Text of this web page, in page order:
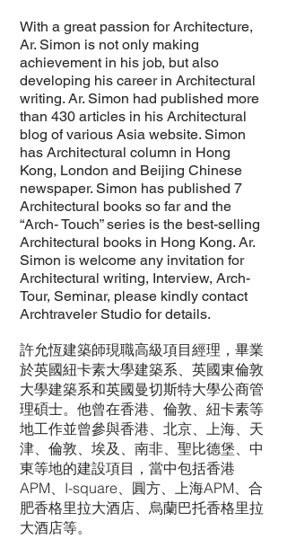
With a great passion for Architecture,
Ar. Simon is not only making
achievement in his job, but also
developing his career in Architectural
writing. Ar. Simon had published more
than 430 articles in his Architectural
blog of various Asia website. Simon
has Architectural column in Hong
Kong, London and Beijing Chinese
newspaper. Simon has published 7
Architectural books so far and the
“Arch- Touch” series is the best-selling
Architectural books in Hong Kong. Ar.
Simon is welcome any invitation for
Architectural writing, Interview, Arch-
Tour, Seminar, please kindly contact
Archtraveler Studio for details.
許允恆建築師現職高級項目經理，畢業
於英國紐卡素大學建築系、英國東倫敦
大學建築系和英國曼切斯特大學公商管
理碩士。他曾在香港、倫敦、紐卡素等
地工作並曾參與香港、北京、上海、天
津、倫敦、埃及、南非、聖比德堡、中
東等地的建設項目，當中包括香港
APM、I-square、圓方、上海APM、合
肥香格里拉大酒店、烏蘭巴托香格里拉
大酒店等。